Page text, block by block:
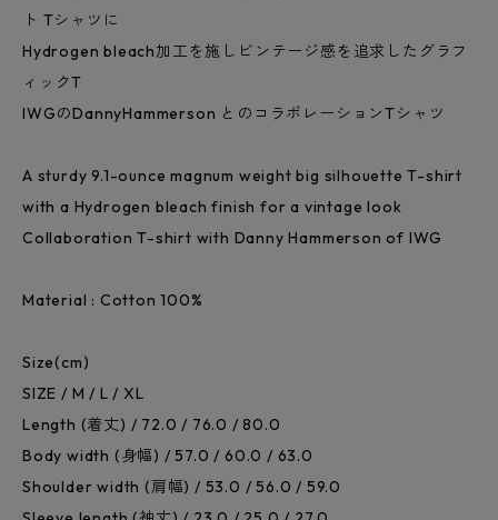
ト Tシャツに
Hydrogen bleach加工を施しビンテージ感を追求したグラフ
ィックT
IWGのDannyHammerson とのコラボレーションTシャツ
A sturdy 9.1-ounce magnum weight big silhouette T-shirt
with a Hydrogen bleach finish for a vintage look
Collaboration T-shirt with Danny Hammerson of IWG
Material : Cotton 100%
Size(cm)
SIZE / M / L / XL
Length (着丈) / 72.0 / 76.0 / 80.0
Body width (身幅) / 57.0 / 60.0 / 63.0
Shoulder width (肩幅) / 53.0 / 56.0 / 59.0